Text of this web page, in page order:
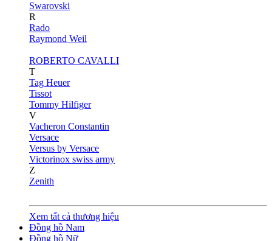
Swarovski
R
Rado
Raymond Weil
ROBERTO CAVALLI
T
Tag Heuer
Tissot
Tommy Hilfiger
V
Vacheron Constantin
Versace
Versus by Versace
Victorinox swiss army
Z
Zenith
Xem tất cả thương hiệu
Đồng hồ Nam
Đồng hồ Nữ